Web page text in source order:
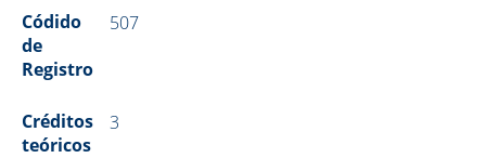
Códido
de
Registro
507
Créditos
teóricos
3